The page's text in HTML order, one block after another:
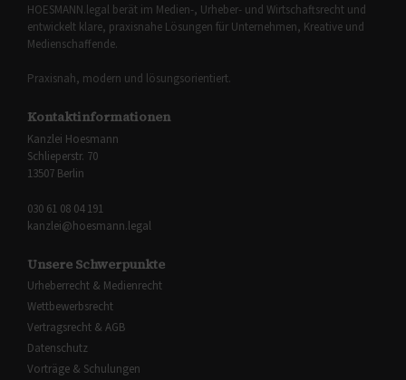
HOESMANN.legal berät im Medien-, Urheber- und Wirtschaftsrecht und
entwickelt klare, praxisnahe Lösungen für Unternehmen, Kreative und
Medienschaffende.
Praxisnah, modern und lösungsorientiert.
Kontaktinformationen
Kanzlei Hoesmann
Schlieperstr. 70
13507 Berlin
030 61 08 04 191
kanzlei@hoesmann.legal
Unsere Schwerpunkte
Urheberrecht & Medienrecht
Wettbewerbsrecht
Vertragsrecht & AGB
Datenschutz
Vorträge & Schulungen